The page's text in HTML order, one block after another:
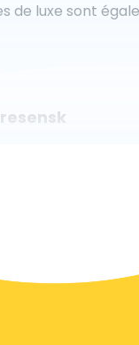
de luxe sont
à la demande.
de réserver